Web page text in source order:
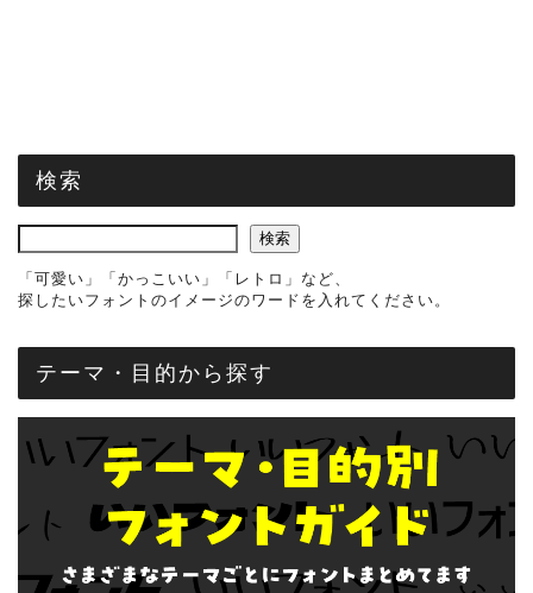
検索
検索
「可愛い」「かっこいい」「レトロ」など、
探したいフォントのイメージのワードを入れてください。
テーマ・目的から探す